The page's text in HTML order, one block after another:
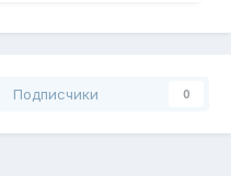
Подписчики 0